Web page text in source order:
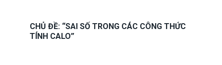
CHỦ ĐỀ: “SAI SỐ TRONG CÁC CÔNG THỨC
TÍNH CALO”